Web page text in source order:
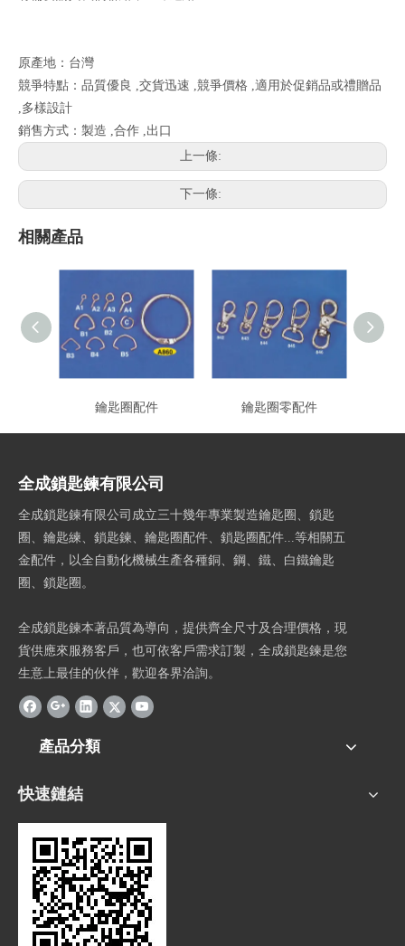
原產地：台灣
競爭特點：品質優良 ,交貨迅速 ,競爭價格 ,適用於促銷品或禮贈品
,多樣設計
銷售方式：製造 ,合作 ,出口
上一條:
下一條:
相關產品
鑰匙圈配件 鑰匙圈零配件
全成鎖匙鍊有限公司
全成鎖匙鍊有限公司成立三十幾年專業製造鑰匙圈、鎖匙
圈、鑰匙練、鎖匙鍊、鑰匙圈配件、鎖匙圈配件...等相關五
金配件，以全自動化機械生產各種銅、鋼、鐵、白鐵鑰匙
圈、鎖匙圈。
全成鎖匙鍊本著品質為導向，提供齊全尺寸及合理價格，現
貨供應來服務客戶，也可依客戶需求訂製，全成鎖匙鍊是您
生意上最佳的伙伴，歡迎各界洽詢。
產品分類
快速鏈結